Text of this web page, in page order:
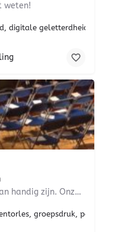
weten!
digitale geletterdheid,
Iemand van buiten halen, kan handig zijn. Onze gastdocenten zijn ervaren in moeilijke onderwerpen. We praten…
groepsdruk, pesten,